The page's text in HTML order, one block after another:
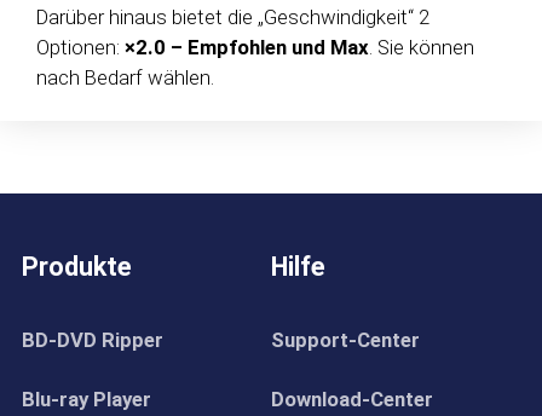
Darüber hinaus bietet die „Geschwindigkeit“ 2
Optionen: ×2.0 – Empfohlen und Max . Sie können
nach Bedarf wählen.
Produkte
BD-DVD Ripper
Blu-ray Player
Hilfe
Support-Center
Download-Center